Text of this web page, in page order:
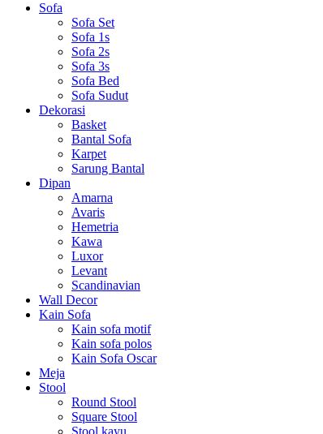
Sofa
Sofa Set
Sofa 1s
Sofa 2s
Sofa 3s
Sofa Bed
Sofa Sudut
Dekorasi
Basket
Bantal Sofa
Karpet
Sarung Bantal
Dipan
Amarna
Avaris
Hemetria
Kawa
Luxor
Levant
Scandinavian
Wall Decor
Kain Sofa
Kain sofa motif
Kain sofa polos
Kain Sofa Oscar
Meja
Stool
Round Stool
Square Stool
Stool kayu